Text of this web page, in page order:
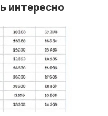
интересно